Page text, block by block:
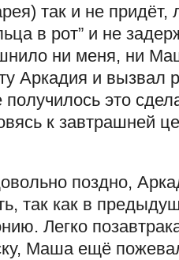
так и не придёт,
в рот” и не
ни меня, ни
Аркадия и вызвал
это
к завтрашней
поздно,
так как в
Легко
Маша ещё